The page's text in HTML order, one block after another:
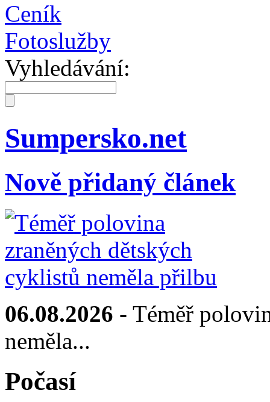
Ceník
Fotoslužby
Vyhledávání:
Sumpersko.net
Nově přidaný článek
06.08.2026 - Téměř
neměla...
Počasí